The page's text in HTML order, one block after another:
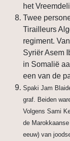
het
Twee
Tirailleurs
regiment.
Syriër Asem
in Somalië
een van de
Spaki Jam
graf. Beiden
Volgens Sami
de
eeuw) van